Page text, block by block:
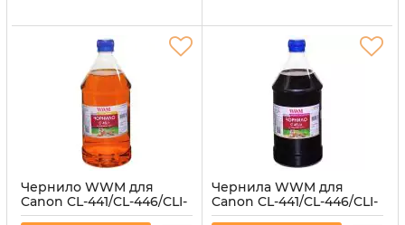
Чернило WWM для
Canon CL-441/CL-446/CLI-
451Y 1000г Yellow
Чернила WWM для
Canon CL-441/CL-446/CLI-
451M 1000г Magenta